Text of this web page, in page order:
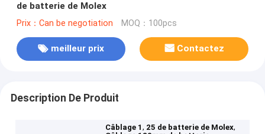
de batterie de Molex
Prix：Can be negotiation MOQ：100pcs
meilleur prix Contactez
Description De Produit
Câblage 1, 25 de batterie de Molex,